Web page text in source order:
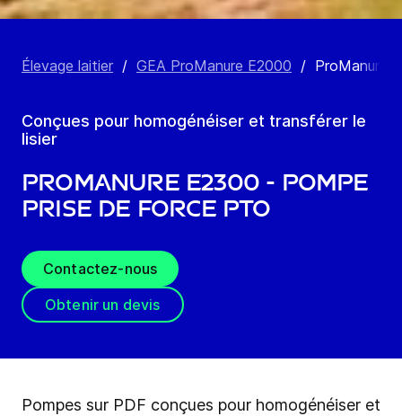
Élevage laitier / GEA ProManure E2000 / ProManure
Conçues pour homogénéiser et transférer le
lisier
ProManure E2300 - Pompe
prise de force PTO
Contactez-nous
Obtenir un devis
Pompes sur PDF conçues pour homogénéiser et